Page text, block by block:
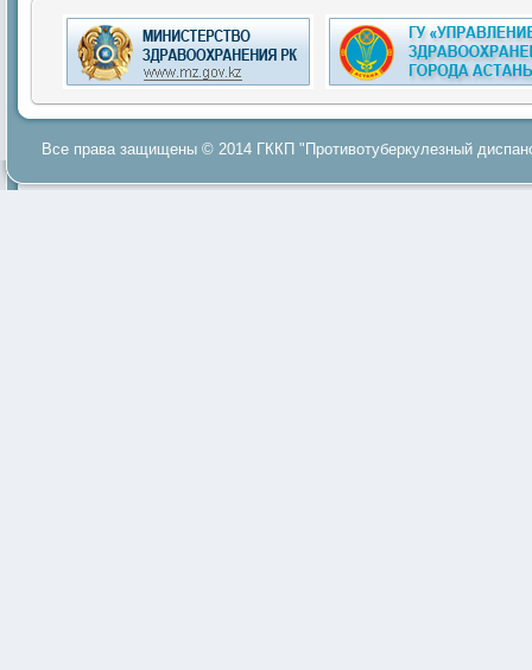
Все права защищены © 2014 ГККП "Противотуберкулезный